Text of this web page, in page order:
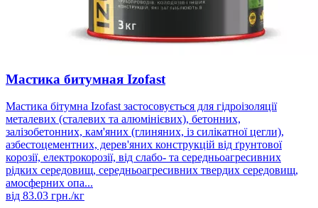
Мастика битумная Izofast
Мастика бітумна Izofast застосовується для гідроізоляції
металевих (сталевих та алюмінієвих), бетонних,
залізобетонних, кам'яних (глиняних, із силікатної цегли),
азбестоцементних, дерев'яних конструкцій від ґрунтової
корозії, електрокорозії, від слабо- та середньоагресивних
рідких середовищ, середньоагресивних твердих середовищ,
амосферних опа...
від 83.03 грн./кг